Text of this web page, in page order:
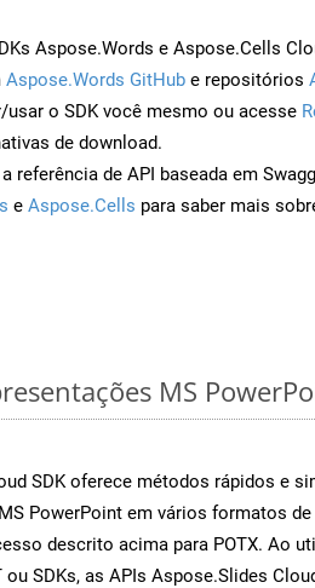
Aspose.Words e Aspose.Cells
Aspose.Words GitHub e repositórios
usar o SDK você mesmo ou acesse
de download.
referência de API baseada em
e Aspose.Cells para saber mais
MS
SDK oferece métodos rápidos e
PowerPoint em vários formatos de
descrito acima para POTX. Ao
ou SDKs, as APIs Aspose.Slides